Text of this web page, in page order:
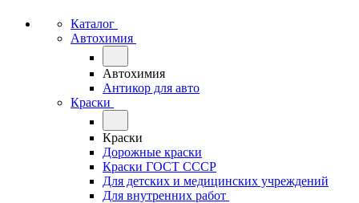
Каталог
Автохимия
Автохимия
Антикор для авто
Краски
Краски
Дорожные краски
Краски ГОСТ СССР
Для детских и медицинских учреждений
Для внутренних работ